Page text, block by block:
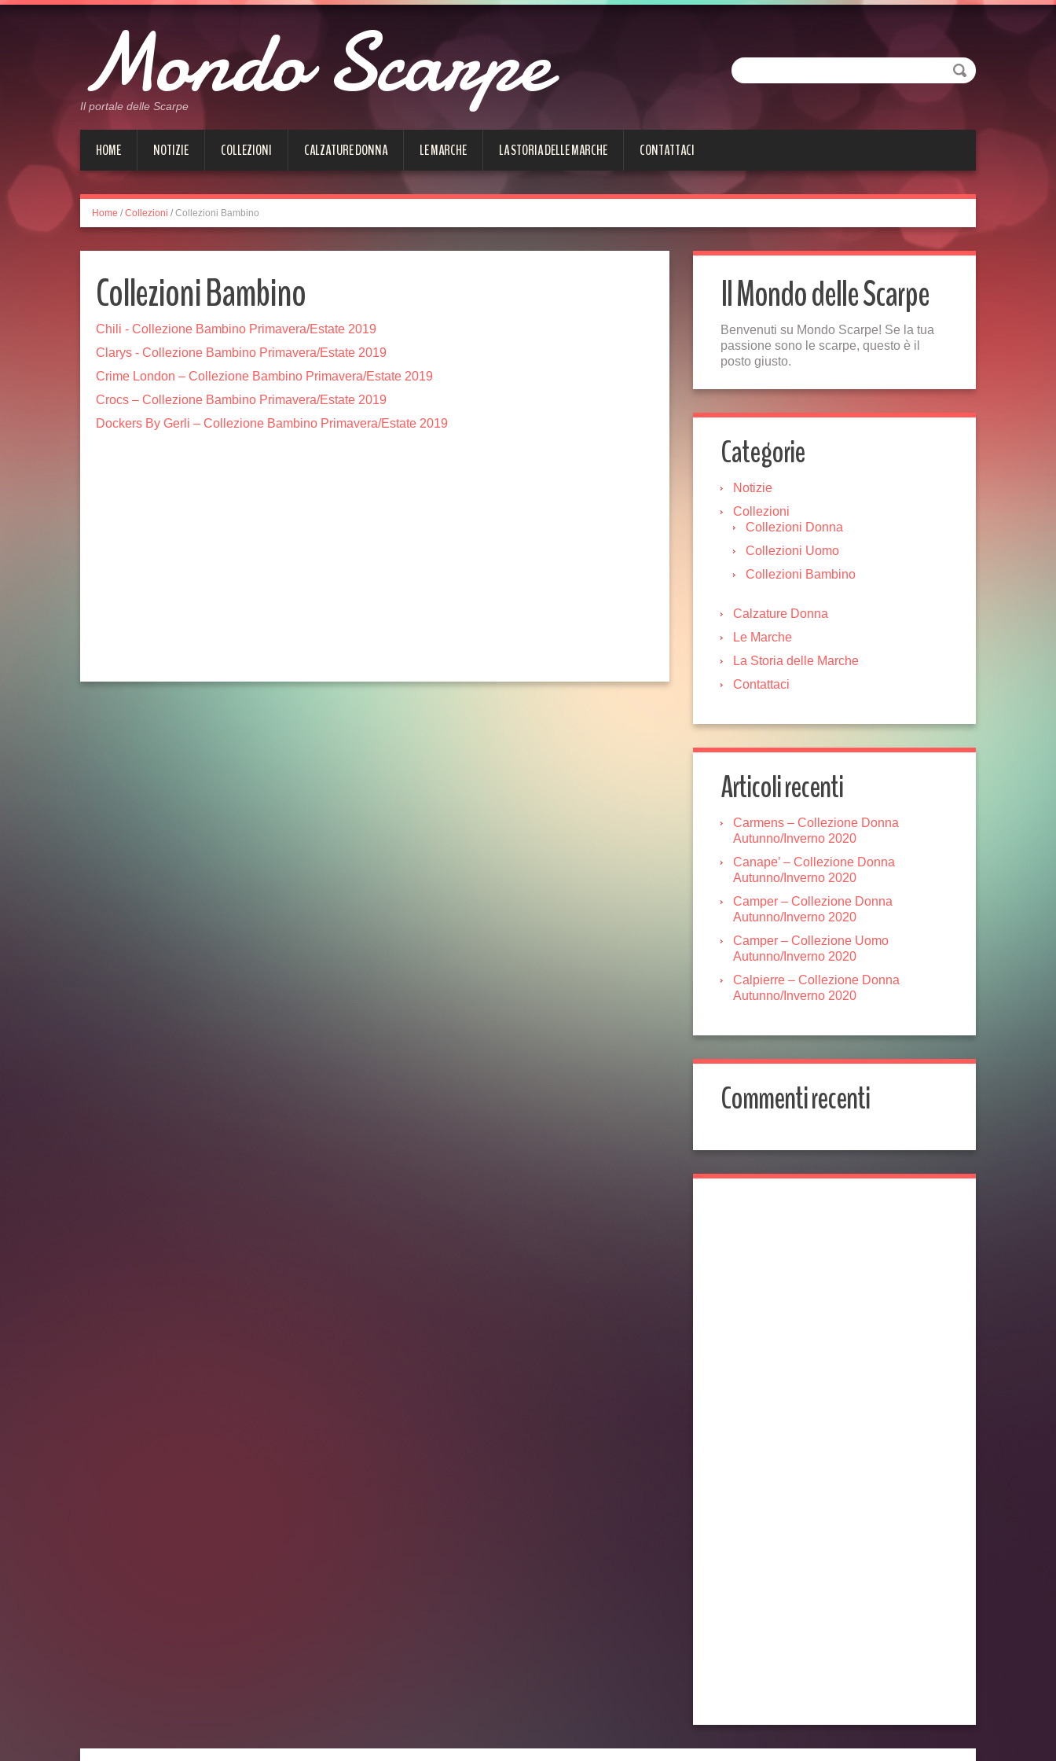
Mondo Scarpe
Il portale delle Scarpe
HOME NOTIZIE COLLEZIONI CALZATURE DONNA LE MARCHE LA STORIA DELLE MARCHE CONTATTACI
Home / Collezioni / Collezioni Bambino
Collezioni Bambino
Chili - Collezione Bambino Primavera/Estate 2019
Clarys - Collezione Bambino Primavera/Estate 2019
Crime London – Collezione Bambino Primavera/Estate 2019
Crocs – Collezione Bambino Primavera/Estate 2019
Dockers By Gerli – Collezione Bambino Primavera/Estate 2019
Il Mondo delle Scarpe
Benvenuti su Mondo Scarpe! Se la tua
passione sono le scarpe, questo è il
posto giusto.
Categorie
Notizie
Collezioni
Collezioni Donna
Collezioni Uomo
Collezioni Bambino
Calzature Donna
Le Marche
La Storia delle Marche
Contattaci
Articoli recenti
Carmens – Collezione Donna
Autunno/Inverno 2020
Canape’ – Collezione Donna
Autunno/Inverno 2020
Camper – Collezione Donna
Autunno/Inverno 2020
Camper – Collezione Uomo
Autunno/Inverno 2020
Calpierre – Collezione Donna
Autunno/Inverno 2020
Commenti recenti